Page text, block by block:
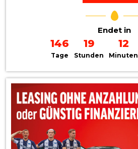
Endet in
146
Tage
19
Stunden
12
Minuten